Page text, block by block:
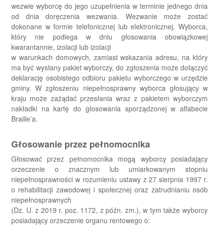
wezwie wyborcę do jego uzupełnienia w terminie jednego dnia
od dnia doręczenia wezwania. Wezwanie może zostać
dokonane w formie telefonicznej lub elektronicznej. Wyborca,
który nie podlega w dniu głosowania obowiązkowej
kwarantannie, izolacji lub izolacji
w warunkach domowych, zamiast wskazania adresu, na który
ma być wysłany pakiet wyborczy, do zgłoszenia może dołączyć
deklarację osobistego odbioru pakietu wyborczego w urzędzie
gminy. W zgłoszeniu niepełnosprawny wyborca głosujący w
kraju może zażądać przesłania wraz z pakietem wyborczym
nakładki na kartę do głosowania sporządzonej w alfabecie
Braille’a.
Głosowanie przez pełnomocnika
Głosować przez pełnomocnika mogą wyborcy posiadający
orzeczenie o znacznym lub umiarkowanym stopniu
niepełnosprawności w rozumieniu ustawy z 27 sierpnia 1997 r.
o rehabilitacji zawodowej i społecznej oraz zatrudnianiu osób
niepełnosprawnych
(Dz. U. z 2019 r. poz. 1172, z późn. zm.), w tym także wyborcy
posiadający orzeczenie organu rentowego o: